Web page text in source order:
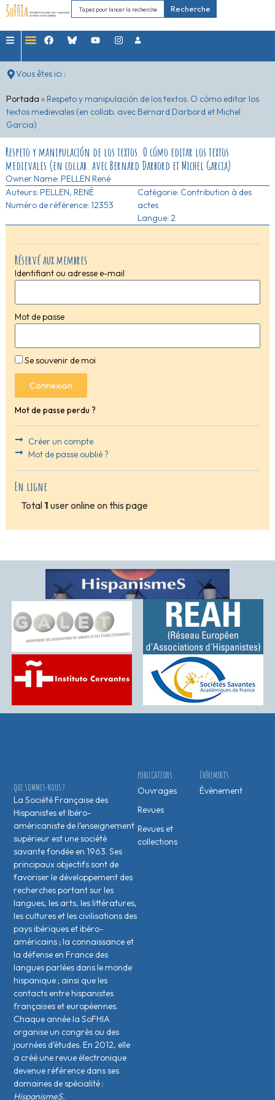
Recherche
Vous êtes ici :
Portada » Respeto y manipulación de los textos. O cómo editar los
textos medievales (en collab. avec Bernard Darbord et Michel
Garcia)
Réservé aux membres
Identifiant ou adresse e-mail
Mot de passe
Se souvenir de moi
Connexion
Mot de passe perdu ?
Créer un compte
Mot de passe oublié ?
En ligne
Total 1 user online on this page
Respeto y manipulación de los textos. O cómo editar los textos
medievales (en collab. avec Bernard Darbord et Michel Garcia)
Owner Name: PELLEN René
Auteurs: PELLEN, RENÉ
Numéro de référence: 12353
Catégorie: Contribution à des
actes
Langue: 2
ÉVÉNEMENTS
Évènement
PUBLICATIONS
Ouvrages
Revues
Revues et
collections
QUI SOMMES-NOUS ?
La Société Française des
Hispanistes et Ibéro-
américaniste de l’enseignement
supérieur est une société
savante fondée en 1963. Ses
principaux objectifs sont de
favoriser le développement des
recherches portant sur les
langues, les arts, les littératures,
les cultures et les civilisations des
pays ibériques et ibéro-
américains ; la connaissance et
la défense en France des
langues parlées dans le monde
hispanique ; ainsi que les
contacts entre hispanistes
français·es et européen·nes.
Chaque année la SoFHIA
organise un congrès ou des
journées d’études. En 2012, elle
a créé une revue électronique
devenue référence dans ses
domaines de spécialité :
HispanismeS.